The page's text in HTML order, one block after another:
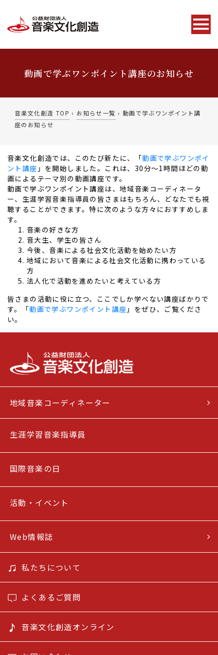
動画で学ぶワンポイント講座のお知らせ
音楽文化創造 TOP › お知らせ一覧 › 動画で学ぶワンポイント講
座のお知らせ
音楽文化創造では、このたび新たに、「動画で学ぶワンポイ
ント講座 」を開始しました。これは、30分～1時間ほどの動
画によるテーマ別の動画講座です。
動画で学ぶワンポイント講座は、地域音楽コーディネータ
ー、生涯学習音楽指導員の皆さまはもちろん、どなたでも視
聴することができます。特に次のような方々におすすめしま
す。
音楽の好きな方
音大生、学生の皆さん
今後、音楽による社会文化活動を始めたい方
地域において音楽による社会文化活動に携わっている
方
法人化で活動を進めたいと考えている方
皆さまの活動に役に立つ、ここでしか学べない講座ばかりで
す。「動画で学ぶワンポイント講座 」をぜひ、ご覧くださ
い。
地域音楽コーディネーター
生涯学習音楽指導員
国際音楽の日
活動・イベント
Web情報誌
私たちについて
よくあるご質問
音楽文化創造オンライン